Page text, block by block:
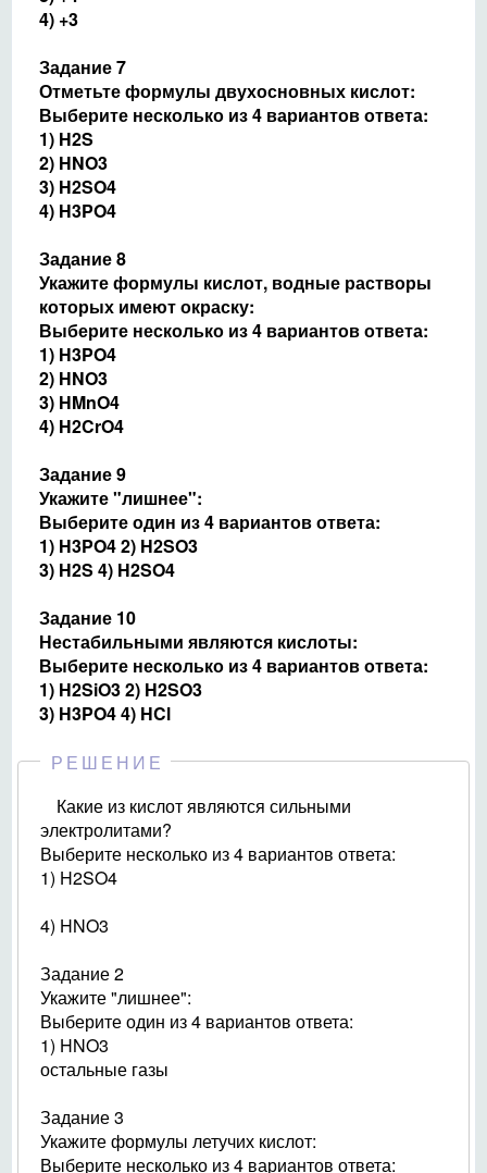
4) +3
Задание 7
Отметьте формулы двухосновных кислот:
Выберите несколько из 4 вариантов ответа:
1) H2S
2) HNO3
3) H2SO4
4) H3PO4
Задание 8
Укажите формулы кислот, водные растворы
которых имеют окраску:
Выберите несколько из 4 вариантов ответа:
1) H3PO4
2) HNO3
3) HMnO4
4) H2CrO4
Задание 9
Укажите "лишнее":
Выберите один из 4 вариантов ответа:
1) H3PO4 2) H2SO3
3) H2S 4) H2SO4
Задание 10
Нестабильными являются кислоты:
Выберите несколько из 4 вариантов ответа:
1) H2SiO3 2) H2SO3
3) H3PO4 4) HCl
РЕШЕНИЕ
Какие из кислот являются сильными
электролитами?
Выберите несколько из 4 вариантов ответа:
1) H2SO4
4) HNO3
Задание 2
Укажите "лишнее":
Выберите один из 4 вариантов ответа:
1) HNO3
остальные газы
Задание 3
Укажите формулы летучих кислот:
Выберите несколько из 4 вариантов ответа: